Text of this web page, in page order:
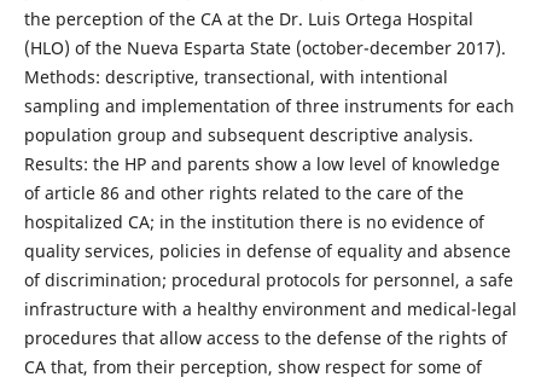
the perception of the CA at the Dr. Luis Ortega Hospital
(HLO) of the Nueva Esparta State (october-december 2017).
Methods: descriptive, transectional, with intentional
sampling and implementation of three instruments for each
population group and subsequent descriptive analysis.
Results: the HP and parents show a low level of knowledge
of article 86 and other rights related to the care of the
hospitalized CA; in the institution there is no evidence of
quality services, policies in defense of equality and absence
of discrimination; procedural protocols for personnel, a safe
infrastructure with a healthy environment and medical-legal
procedures that allow access to the defense of the rights of
CA that, from their perception, show respect for some of